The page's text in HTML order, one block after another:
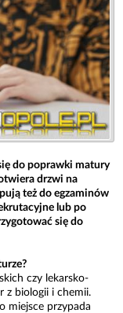
do poprawki matury
drzwi na
też do egzaminów
lub po
się do
czy lekarsko-
z biologii i chemii.
miejsce przypada